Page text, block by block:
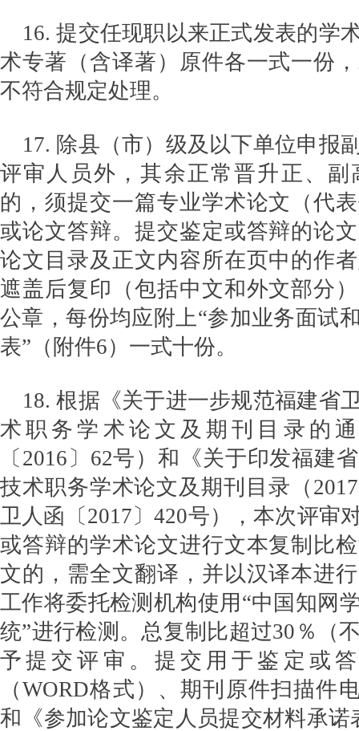
16. 提交任现职以来正式发表的学
术专著（含译著）原件各一式一份
不符合规定处理。
17. 除县（市）级及以下单位申报
评审人员外，其余正常晋升正、副
的，须提交一篇专业学术论文（代
或论文答辩。提交鉴定或答辩的论
论文目录及正文内容所在页中的作
遮盖后复印（包括中文和外文部分
公章，每份均应附上“参加业务面试
表”（附件6）一式十份。
18. 根据《关于进一步规范福建省
术职务学术论文及期刊目录的
〔2016〕62号）和《关于印发福建
技术职务学术论文及期刊目录（
卫人函〔2017〕420号），本次评审
或答辩的学术论文进行文本复制比
文的，需全文翻译，并以汉译本进
工作将委托检测机构使用“中国知网
统”进行检测。总复制比超过30％（
予提交评审。提交用于鉴定或
（WORD格式）、期刊原件扫描件
和《参加论文鉴定人员提交材料承诺